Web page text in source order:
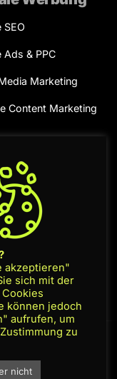
SEO
Ads & PPC
Marketing
Content Marketing
akzeptieren"
sich mit der
können jedoch
aufrufen, um
zu
nicht